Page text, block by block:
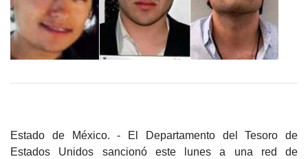
Estado de México. - El Departamento del Tesoro de
Estados Unidos sancionó este lunes a una red de